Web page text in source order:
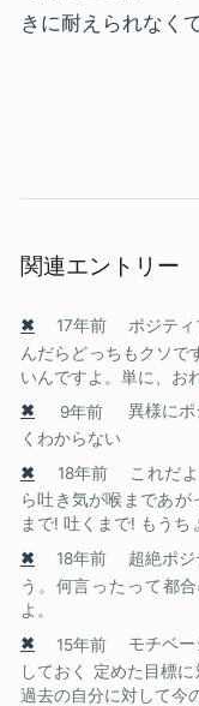
きに耐えられなく
関連エントリー
✖ 17年前
ポジテ
んだらどっちもクソで
いんですよ。単に、お
✖
9年前
異様に
くわからない
✖
18年前
これだ
ら吐き気が喉まであが
まで! 吐くまで! もうち
✖
18年前
超絶ポ
う。何言ったって都
よ。
✖
15年前
モチベ
しておく 定めた目標
過去の自分に対して今